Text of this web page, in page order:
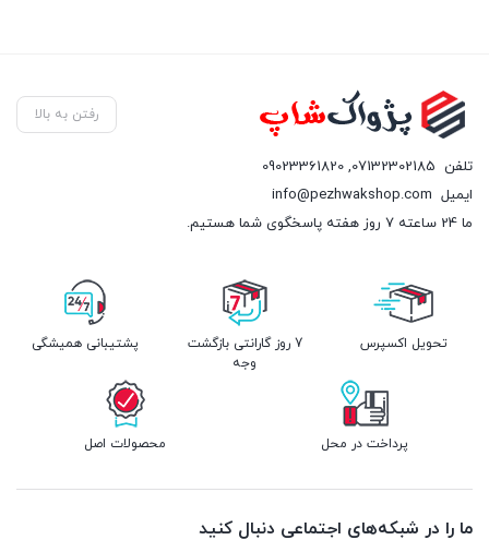
رفتن به بالا
تلفن 07132302185
,
09023361820
ایمیل info@pezhwakshop.com
ما 24 ساعته 7 روز هفته پاسخگوی شما هستیم.
تحویل اکسپرس
7 روز گارانتی بازگشت
وجه
پشتیبانی همیشگی
پرداخت در محل محصولات اصل
ما را در شبکه‌های اجتماعی دنبال کنید